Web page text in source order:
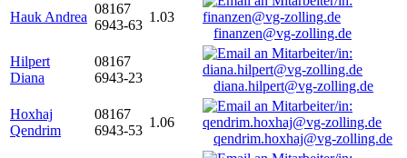
Hauk Andrea
08167
6943-63
1.03
finanzen@vg-zolling.de
Hilpert
Diana
08167
6943-23
diana.hilpert@vg-zolling.de
Hoxhaj
Qendrim
08167
6943-53
1.06
qendrim.hoxhaj@vg-zolling.de